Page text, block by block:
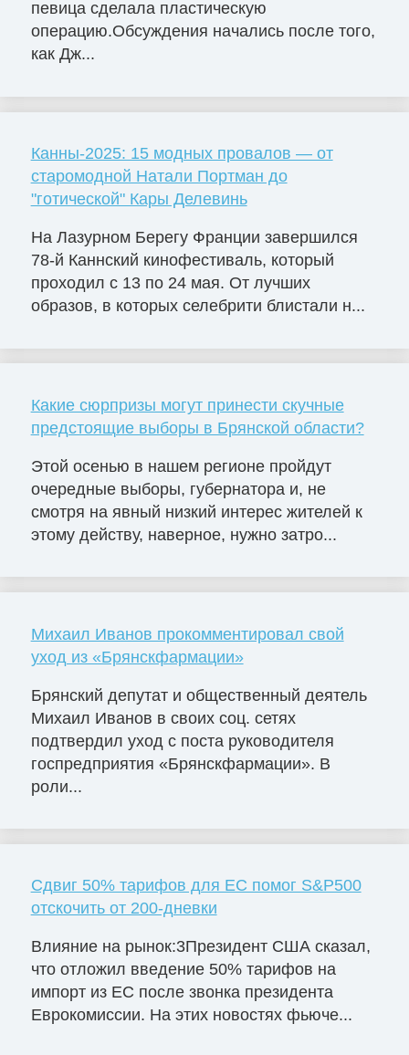
певица сделала пластическую
операцию.Обсуждения начались после того,
как Дж...
Канны-2025: 15 модных провалов — от
старомодной Натали Портман до
"готической" Кары Делевинь
На Лазурном Берегу Франции завершился
78-й Каннский кинофестиваль, который
проходил с 13 по 24 мая. От лучших
образов, в которых селебрити блистали н...
Какие сюрпризы могут принести скучные
предстоящие выборы в Брянской области?
Этой осенью в нашем регионе пройдут
очередные выборы, губернатора и, не
смотря на явный низкий интерес жителей к
этому действу, наверное, нужно затро...
Михаил Иванов прокомментировал свой
уход из «Брянскфармации»
Брянский депутат и общественный деятель
Михаил Иванов в своих соц. сетях
подтвердил уход с поста руководителя
госпредприятия «Брянскфармации». В
роли...
Сдвиг 50% тарифов для ЕС помог S&P500
отскочить от 200-дневки
Влияние на рынок:3Президент США сказал,
что отложил введение 50% тарифов на
импорт из ЕС после звонка президента
Еврокомиссии. На этих новостях фьюче...